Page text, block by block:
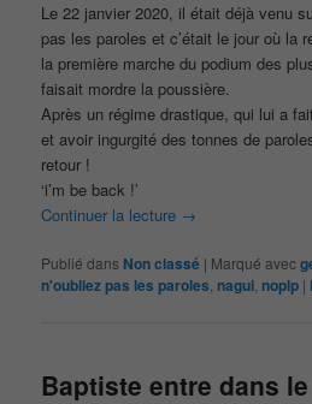
Le 22 janvier 2020, il était déjà venu
pas les paroles et c’était le jour où la
la première marche du podium des
faisait mordre la poussière.
Après un régime drastique, qui lui a
et avoir ingurgité des tonnes de
retour !
‘i’m be back !’
Continuer la lecture →
Publié dans Non classé | Marqué avec
n'oubliez pas les paroles, nagui, noplp |
Baptiste entre dans